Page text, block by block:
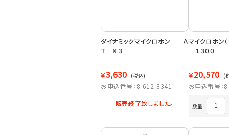
ダイナミックマイクロホン Ａ
Ｔ－Ｘ３
￥3,630 (税込)
お申込番号：8-612-8341
販売終了致しました。
マイクロホン
－１３００
￥20,570 (
お申込番号
数量: